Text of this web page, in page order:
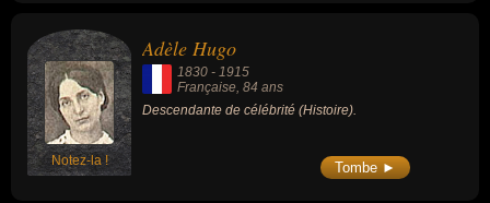
Notez-la !
Adèle Hugo
1830 - 1915
Française , 84 ans
Descendante de célébrité (Histoire).
Tombe ►